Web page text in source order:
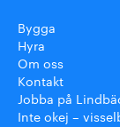
Bygga
Hyra
Om oss
Kontakt
Jobba på
Inte okej –